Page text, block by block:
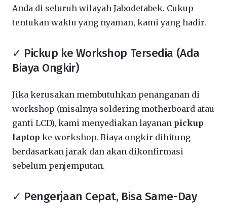
Anda di seluruh wilayah Jabodetabek. Cukup
tentukan waktu yang nyaman, kami yang hadir.
✓ Pickup ke Workshop Tersedia (Ada
Biaya Ongkir)
Jika kerusakan membutuhkan penanganan di
workshop (misalnya soldering motherboard atau
ganti LCD), kami menyediakan layanan pickup
laptop ke workshop. Biaya ongkir dihitung
berdasarkan jarak dan akan dikonfirmasi
sebelum penjemputan.
✓ Pengerjaan Cepat, Bisa Same-Day